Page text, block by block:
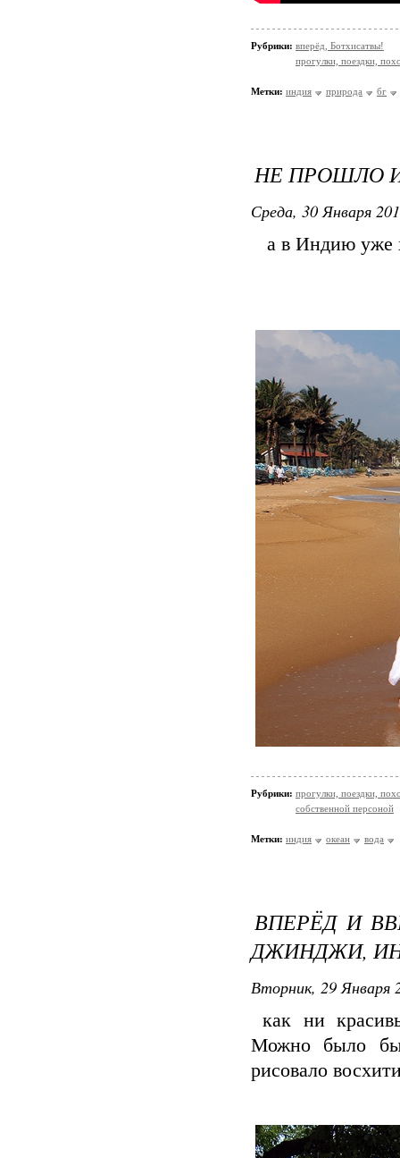
Рубрики: вперёд, Ботхисатвы!
прогулки, поездки,
Метки: индия природа бг
НЕ ПРОШЛО
Среда, 30 Января
а в Индию уже
Рубрики: прогулки, поездки,
собственной персоной
Метки: индия океан вода
ВПЕРЁД И
ДЖИНДЖИ,
Вторник, 29 Января
как ни
Можно было
рисовало